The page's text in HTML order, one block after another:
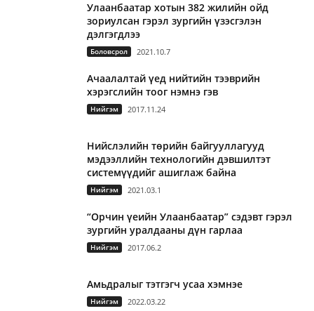
Улаанбаатар хотын 382 жилийн ойд
зориулсан гэрэл зургийн үзэсгэлэн
дэлгэгдлээ
Боловсрол 2021.10.7
Ачаалалтай үед нийтийн тээврийн
хэрэгслийн тоог нэмнэ гэв
Нийгэм 2017.11.24
Нийслэлийн төрийн байгууллагууд
мэдээллийн технологийн дэвшилтэт
системүүдийг ашиглаж байна
Нийгэм 2021.03.1
“Орчин үеийн Улаанбаатар” сэдэвт гэрэл
зургийн уралдааны дүн гарлаа
Нийгэм 2017.06.2
Амьдралыг тэтгэгч усаа хэмнэе
Нийгэм 2022.03.22